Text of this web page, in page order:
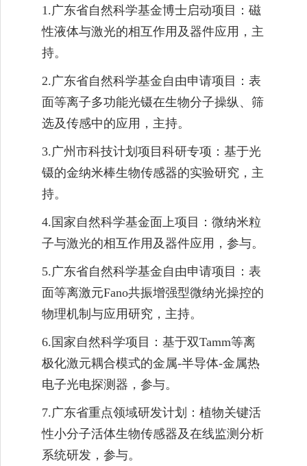
1.广东省自然科学基金博士启动项目：磁
性液体与激光的相互作用及器件应用，主
持。
2.广东省自然科学基金自由申请项目：表
面等离子多功能光镊在生物分子操纵、筛
选及传感中的应用，主持。
3.广州市科技计划项目科研专项：基于光
镊的金纳米棒生物传感器的实验研究，主
持。
4.国家自然科学基金面上项目：微纳米粒
子与激光的相互作用及器件应用，参与。
5.广东省自然科学基金自由申请项目：表
面等离激元Fano共振增强型微纳光操控的
物理机制与应用研究，主持。
6.国家自然科学项目：基于双Tamm等离
极化激元耦合模式的金属-半导体-金属热
电子光电探测器，参与。
7.广东省重点领域研发计划：植物关键活
性小分子活体生物传感器及在线监测分析
系统研发，参与。